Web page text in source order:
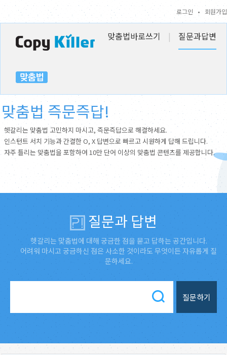
로그인 • 회원가입
맞춤법바로쓰기 | 질문과답변
맞춤법 즉문즉답!
헷갈리는 맞춤법 고민하지 마시고, 즉문즉답으로 해결하세요.
인스턴트 서치 기능과 간결한 O, X 답변으로 빠르고 시원하게 답해 드립니다.
자주 틀리는 맞춤법을 포함하여 10만 단어 이상의 맞춤법 콘텐츠를 제공합니다.
질문과 답변
헷갈리는 맞춤법에 대해 궁금한 점을 묻고 답하는 공간입니다.
어려워 마시고 궁금하신 점은 사소한 것이라도 무엇이든 자유롭게 질
문하세요.
질문하기